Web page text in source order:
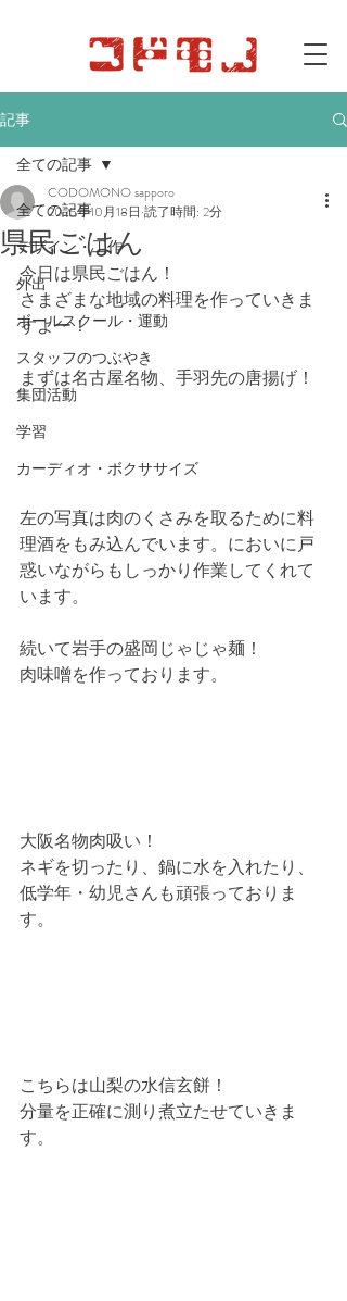
記事
全ての記事
デザイン・工作
外出
ボールスクール・運動
スタッフのつぶやき
集団活動
学習
カーディオ・ボクササイズ
全ての記事
県民ごはん
CODOMONO sapporo
2025年10月18日 読了時間: 2分
今日は県民ごはん！
さまざまな地域の料理を作っていきま
すよー！
まずは名古屋名物、手羽先の唐揚げ！
左の写真は肉のくさみを取るために料
理酒をもみ込んでいます。においに戸
惑いながらもしっかり作業してくれて
います。
続いて岩手の盛岡じゃじゃ麺！
肉味噌を作っております。
大阪名物肉吸い！
ネギを切ったり、鍋に水を入れたり、
低学年・幼児さんも頑張っておりま
す。
こちらは山梨の水信玄餅！
分量を正確に測り煮立たせていきま
す。